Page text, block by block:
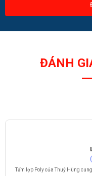
ĐÁNH
Tấm lợp Poly của Thuỷ Hùng